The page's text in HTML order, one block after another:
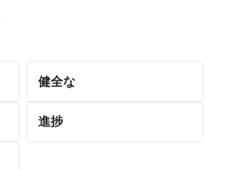
健全な
進捗